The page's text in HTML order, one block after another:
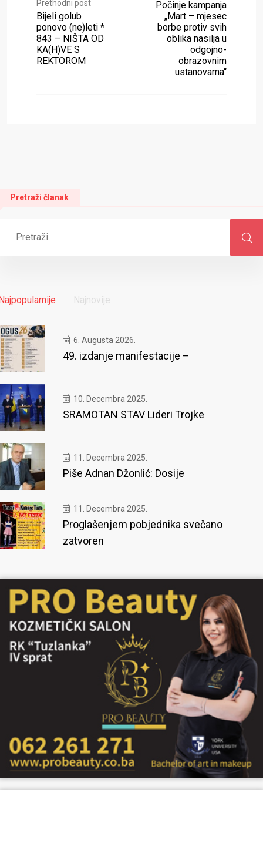
Prethodni post
Bijeli golub
ponovo (ne)leti *
843 – NIŠTA OD
KA(H)VE S
REKTOROM
Počinje kampanja
„Mart – mjesec
borbe protiv svih
oblika nasilja u
odgojno-
obrazovnim
ustanovama“
Pretraži članak
Najnovije
6. Augusta 2026.
49. izdanje manifestacije –
10. Decembra 2025.
SRAMOTAN STAV Lideri Trojke
11. Decembra 2025.
Piše Adnan Džonlić: Dosije
11. Decembra 2025.
Proglašenjem pobjednika svečano
zatvoren